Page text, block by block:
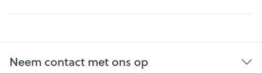
Neem contact met ons op